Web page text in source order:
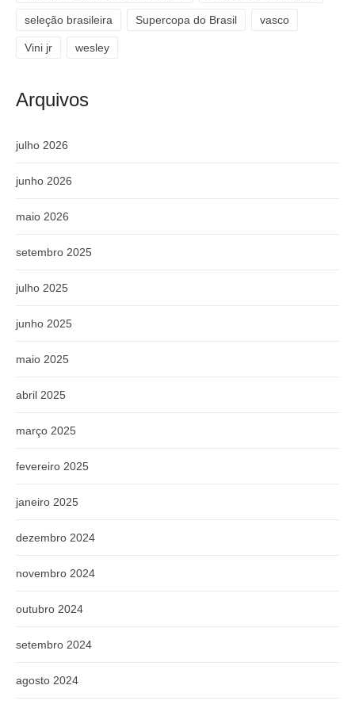
seleção brasileira Supercopa do Brasil vasco
Vini jr wesley
Arquivos
julho 2026
junho 2026
maio 2026
setembro 2025
julho 2025
junho 2025
maio 2025
abril 2025
março 2025
fevereiro 2025
janeiro 2025
dezembro 2024
novembro 2024
outubro 2024
setembro 2024
agosto 2024